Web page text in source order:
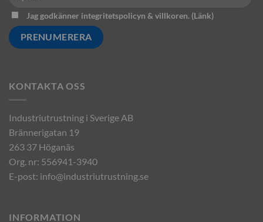
Jag godkänner integritetspolicyn & villkoren. (Länk)
KONTAKTA OSS
Industriutrustning i Sverige AB
Brännerigatan 19
263 37 Höganäs
Org. nr: 556941-3940
E-post: info@industriutrustning.se
INFORMATION